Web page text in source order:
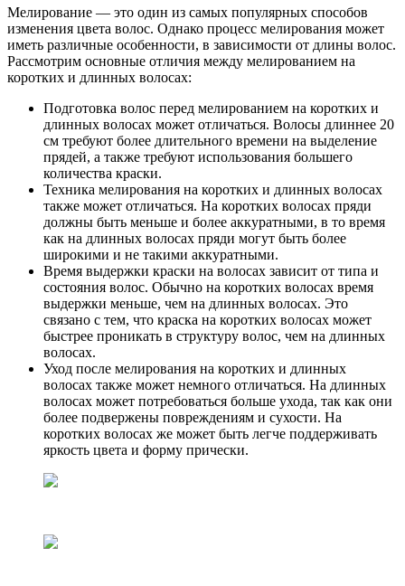
Мелирование — это один из самых популярных способов
изменения цвета волос. Однако процесс мелирования может
иметь различные особенности, в зависимости от длины волос.
Рассмотрим основные отличия между мелированием на
коротких и длинных волосах:
Подготовка волос перед мелированием на коротких и
длинных волосах может отличаться. Волосы длиннее 20
см требуют более длительного времени на выделение
прядей, а также требуют использования большего
количества краски.
Техника мелирования на коротких и длинных волосах
также может отличаться. На коротких волосах пряди
должны быть меньше и более аккуратными, в то время
как на длинных волосах пряди могут быть более
широкими и не такими аккуратными.
Время выдержки краски на волосах зависит от типа и
состояния волос. Обычно на коротких волосах время
выдержки меньше, чем на длинных волосах. Это
связано с тем, что краска на коротких волосах может
быстрее проникать в структуру волос, чем на длинных
волосах.
Уход после мелирования на коротких и длинных
волосах также может немного отличаться. На длинных
волосах может потребоваться больше ухода, так как они
более подвержены повреждениям и сухости. На
коротких волосах же может быть легче поддерживать
яркость цвета и форму прически.